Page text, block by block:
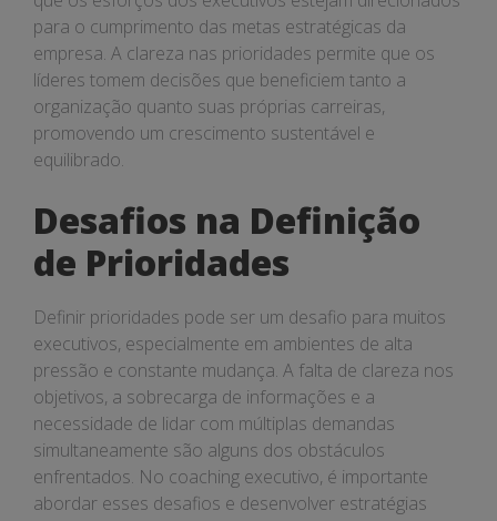
para o cumprimento das metas estratégicas da
empresa. A clareza nas prioridades permite que os
líderes tomem decisões que beneficiem tanto a
organização quanto suas próprias carreiras,
promovendo um crescimento sustentável e
equilibrado.
Desafios na Definição
de Prioridades
Definir prioridades pode ser um desafio para muitos
executivos, especialmente em ambientes de alta
pressão e constante mudança. A falta de clareza nos
objetivos, a sobrecarga de informações e a
necessidade de lidar com múltiplas demandas
simultaneamente são alguns dos obstáculos
enfrentados. No coaching executivo, é importante
abordar esses desafios e desenvolver estratégias